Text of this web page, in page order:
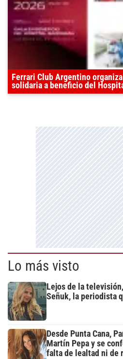
Ferrari Club Argentino
solidaria a beneficio del
Lo más visto
Lejos de la
Señuk, la periodista
Desde Punta Cana,
Martín Pepa y se
falta de lealtad ni de